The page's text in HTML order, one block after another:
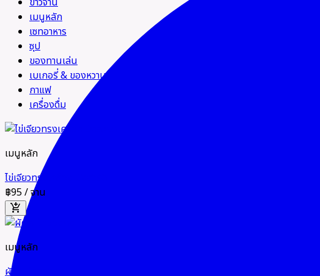
เมนูหลัก
เซทอาหาร
ซุป
ของทานเล่น
เบเกอรี่ & ของหวาน
กาแฟ
เครื่องดื่ม
เมนูหลัก
ไข่เจียวทรงเครื่อง มังสวิรัติ
฿95/ จาน
add_shopping_cart
เมนูหลัก
ผัดคะน้าฮ่องกง